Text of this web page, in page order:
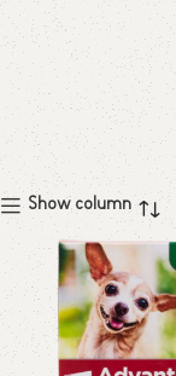
Show column